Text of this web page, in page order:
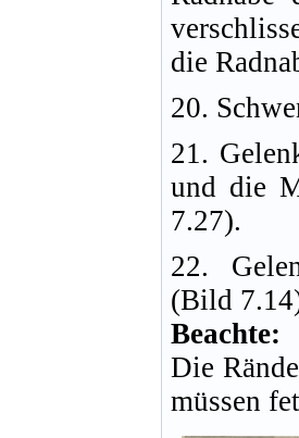
die
20.
21.
und die
7.27).
22.
(Bild
Beachte:
Die
müssen